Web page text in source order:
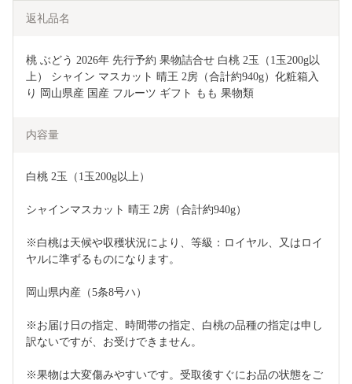
返礼品名
桃 ぶどう 2026年 先行予約 果物詰合せ 白桃 2玉（1玉200g以
上） シャイン マスカット 晴王 2房（合計約940g）化粧箱入
り 岡山県産 国産 フルーツ ギフト もも 果物類
内容量
白桃 2玉（1玉200g以上）
シャインマスカット 晴王 2房（合計約940g）
※白桃は天候や収穫状況により、等級：ロイヤル、又はロイ
ヤルに準ずるものになります。
岡山県内産（5条8号ハ）
※お届け日の指定、時間帯の指定、白桃の品種の指定は申し
訳ないですが、お受けできません。
※果物は大変傷みやすいです。受取後すぐにお品の状態をご